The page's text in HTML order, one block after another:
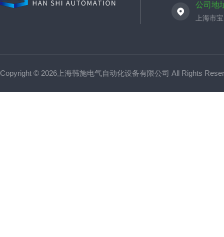
公司地
上海市
Copyright © 2026上海韩施电气自动化设备有限公司 All Rights